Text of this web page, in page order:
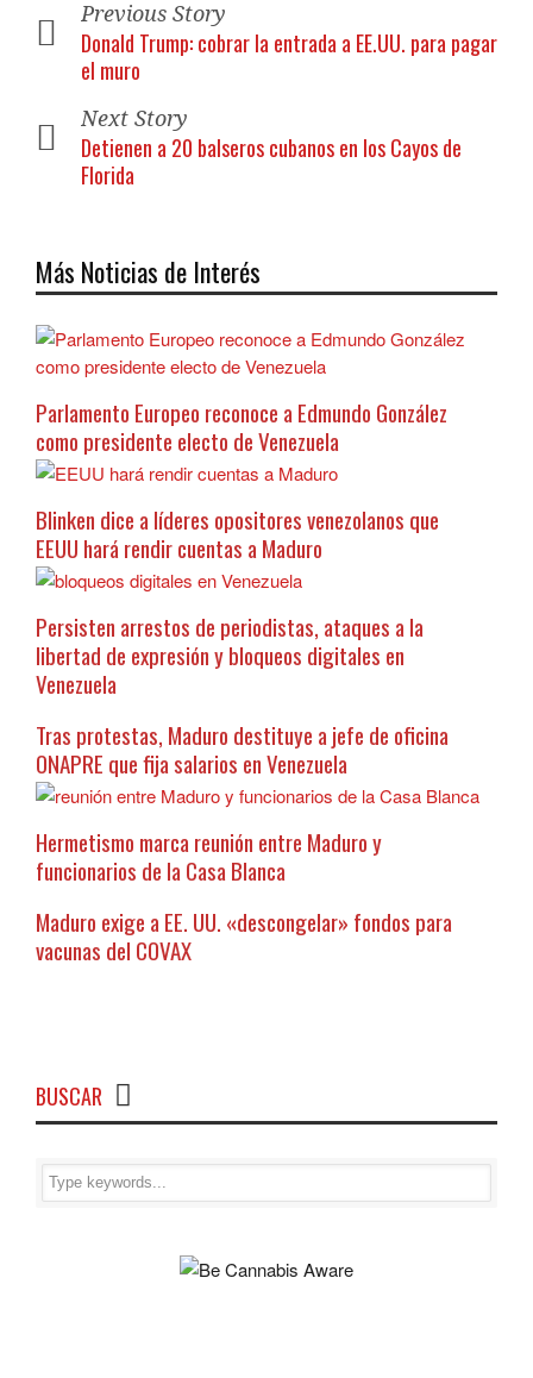
Previous Story
Donald Trump: cobrar la entrada a EE.UU. para pagar
el muro
Next Story
Detienen a 20 balseros cubanos en los Cayos de
Florida
Más Noticias de Interés
Parlamento Europeo reconoce a Edmundo González
como presidente electo de Venezuela
Blinken dice a líderes opositores venezolanos que
EEUU hará rendir cuentas a Maduro
Persisten arrestos de periodistas, ataques a la
libertad de expresión y bloqueos digitales en
Venezuela
Tras protestas, Maduro destituye a jefe de oficina
ONAPRE que fija salarios en Venezuela
Hermetismo marca reunión entre Maduro y
funcionarios de la Casa Blanca
Maduro exige a EE. UU. «descongelar» fondos para
vacunas del COVAX
BUSCAR